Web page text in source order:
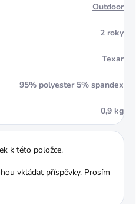
Outdoor
2 roky
Texar
95% polyester 5% spandex
0,9 kg
k této položce.
vkládat příspěvky. Prosím